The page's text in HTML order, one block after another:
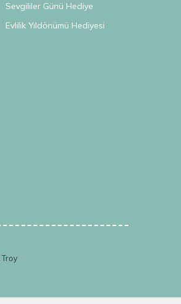
Sevgililer Günü Hediye
Evlilik Yıldönümü Hediyesi